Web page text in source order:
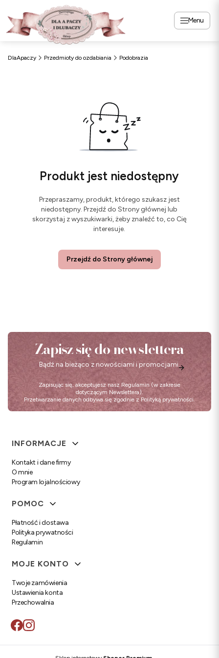
Menu
DlaApaczy Przedmioty do ozdabiania Podobrazia
Produkt jest niedostępny
Przepraszamy, produkt, którego szukasz jest
niedostępny. Przejdź do Strony głównej lub
skorzystaj z wyszukiwarki, żeby znaleźć to, co Cię
interesuje.
Przejdź do Strony głównej
Zapisz się do newslettera
Bądź na bieżąco z nowościami i promocjami.
Zapisując się, akceptujesz nasz Regulamin (w zakresie
dotyczącym Newslettera).
Przetwarzanie danych odbywa się zgodnie z Polityką prywatności.
Linki w stopce
INFORMACJE
Kontakt i dane firmy
O mnie
Program lojalnościowy
POMOC
Płatność i dostawa
Polityka prywatności
Regulamin
MOJE KONTO
Twoje zamówienia
Ustawienia konta
Przechowalnia